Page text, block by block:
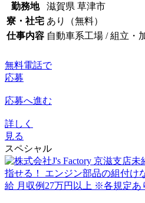
勤務地
滋賀県 草津市
寮・社宅 あり（無料）
仕事内容 自動車系工場 / 組立・
無料電話で
応募
応募へ進む
詳しく
見る
スペシャル